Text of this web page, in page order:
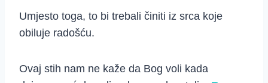
Umjesto toga, to bi trebali činiti iz srca koje
obiluje radošću.
Ovaj stih nam ne kaže da Bog voli kada